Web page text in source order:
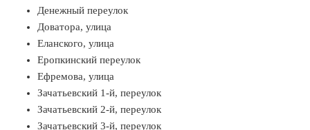
Денежный переулок
Доватора, улица
Еланского, улица
Еропкинский переулок
Ефремова, улица
Зачатьевский 1-й, переулок
Зачатьевский 2-й, переулок
Зачатьевский 3-й, переулок